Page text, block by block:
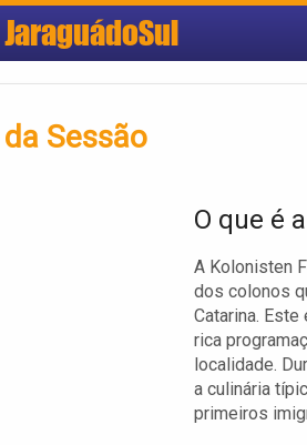
JaraguádoSul
Sessão
O que é
A Kolonisten
dos colonos
Catarina.
rica
localidade.
a culinária
primeiros